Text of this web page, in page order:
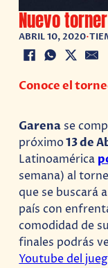
Nuevo
ABRIL 10, 2020•
Conoce el
Garena se
próximo13 de
Latinoamérica
semana) al
que se buscará
país con
comodidad de
finales podrás
Youtube del